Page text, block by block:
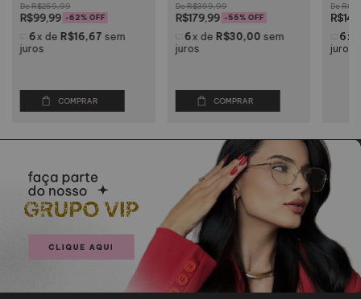
R$259,99
R$99,99 -62% OFF
6 x de R$16,67 sem
juros
COMPRAR
R$399,99
R$179,99 -55% OFF
6 x de R$30,00 sem
juros
COMPRAR
6 x
juros